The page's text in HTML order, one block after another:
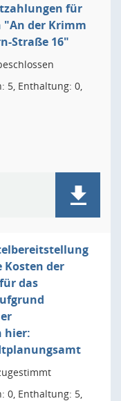
für
"An der Krimm
Straße 16"
5, Enthaltung: 0,
Kosten der
das
hier:
0, Enthaltung: 5,